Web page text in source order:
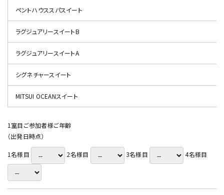
ペントハウススパスイート
ラグジュアリースイートB
ラグジュアリースイートA
シグネチャースイート
MITSUI OCEANスイート
1室目ご参加者様ご年齢
（出発日時点）
1名様目 2名様目 3名様目 4名様目